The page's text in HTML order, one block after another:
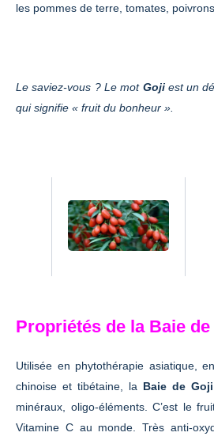
les pommes de terre, tomates,
Le saviez-vous ? Le mot Gojiest un
qui signifie « fruit du bonheur ».
Propriétés de la Baie
Utilisée en phytothérapie asiatique,
chinoise et tibétaine, la Baie de Goji
minéraux, oligo-éléments. C’est le
Vitamine C au monde. Très anti-